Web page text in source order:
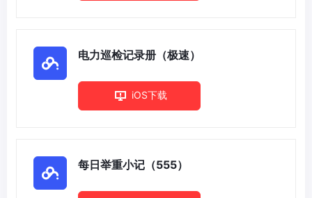
电力巡检记录册（极速）
iOS下载
每日举重小记（555）